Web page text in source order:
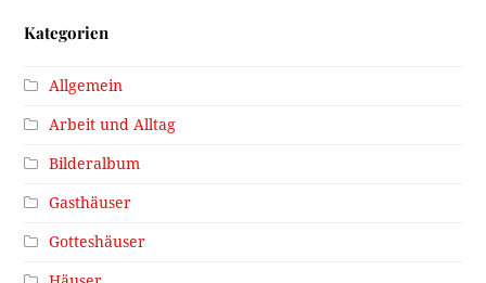
Kategorien
Allgemein
Arbeit und Alltag
Bilderalbum
Gasthäuser
Gotteshäuser